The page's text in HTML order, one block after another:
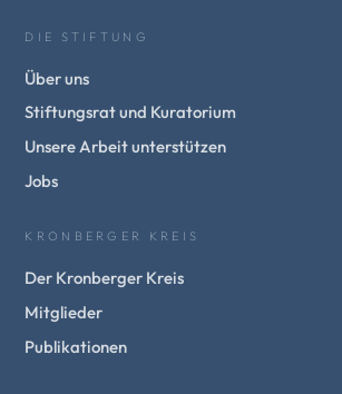
DIE STIFTUNG
Über uns
Stiftungsrat und Kuratorium
Unsere Arbeit unterstützen
Jobs
KRONBERGER KREIS
Der Kronberger Kreis
Mitglieder
Publikationen